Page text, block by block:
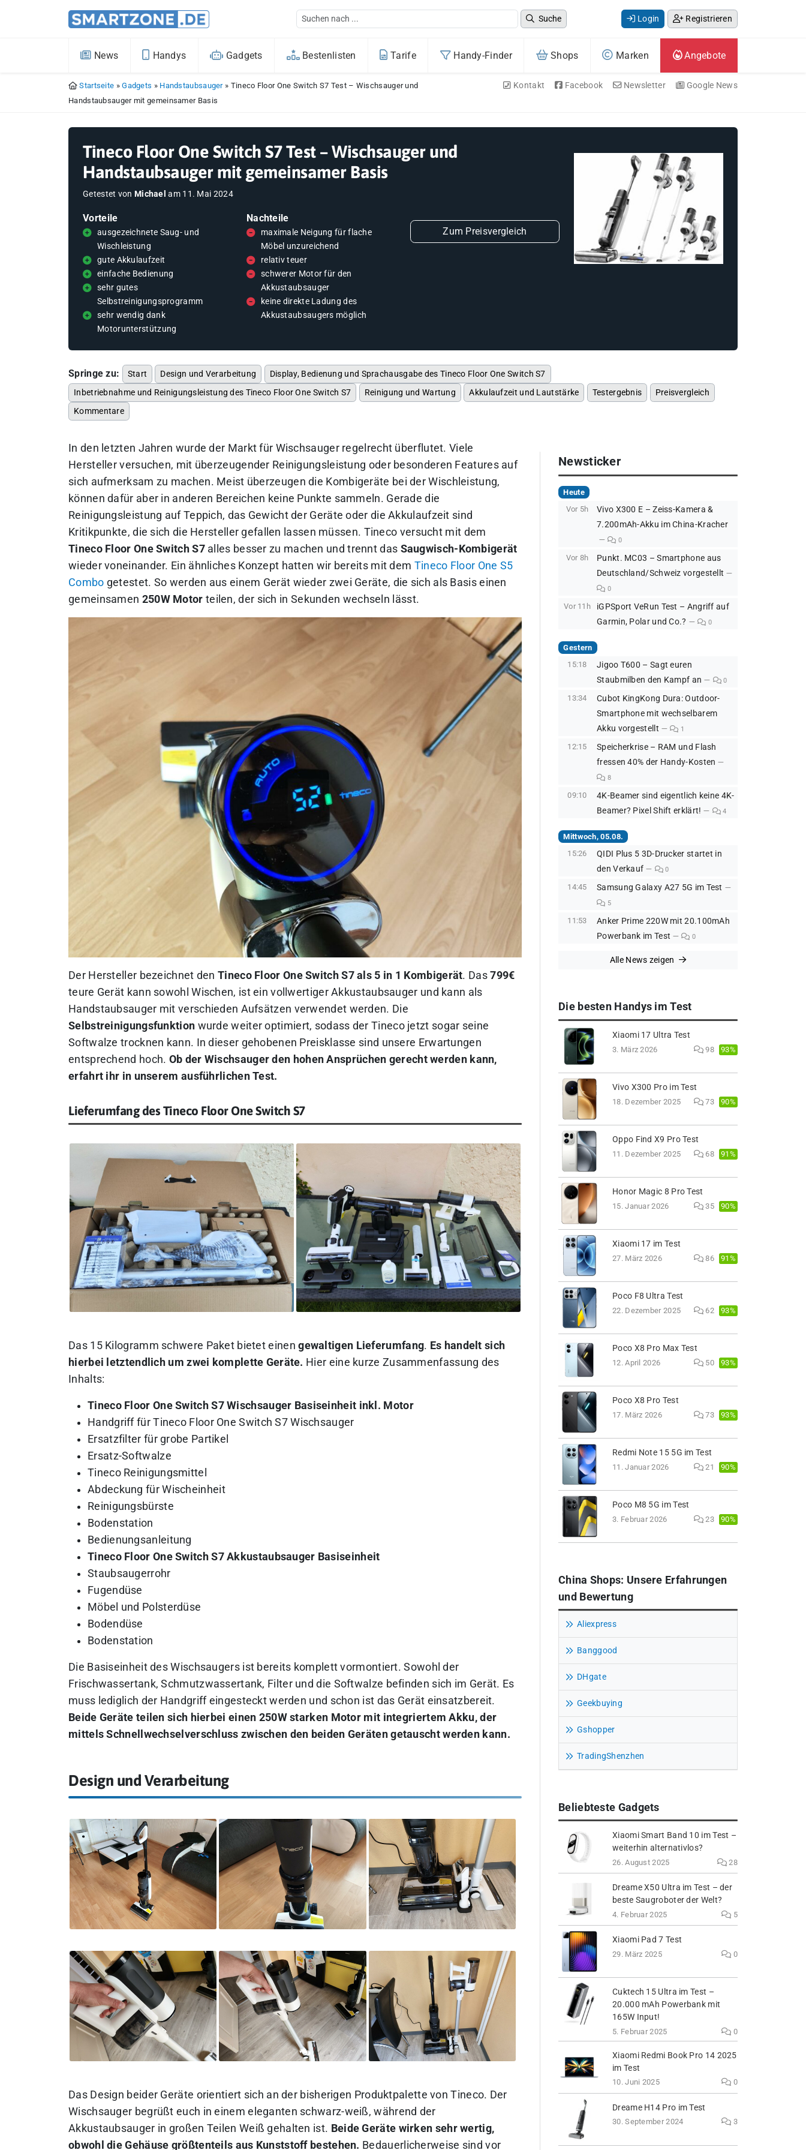
Suche Login Registrieren
News Handys Gadgets Bestenlisten Tarife Handy-Finder Shops Marken Angebote
Startseite »Gadgets » Handstaubsauger» Tineco Floor One Switch S7 Test – Wischsauger und
Handstaubsauger mit gemeinsamer Basis
Kontakt Facebook Newsletter Google News
Tineco Floor One Switch S7 Test – Wischsauger und
Handstaubsauger mit gemeinsamer Basis
Getestet von Michael am 11. Mai 2024
Vorteile
ausgezeichnete Saug- und
Wischleistung
gute Akkulaufzeit
einfache Bedienung
sehr gutes
Selbstreinigungsprogramm
sehr wendig dank
Motorunterstützung
Nachteile
maximale Neigung für flache
Möbel unzureichend
relativ teuer
schwerer Motor für den
Akkustaubsauger
keine direkte Ladung des
Akkustaubsaugers möglich
Zum Preisvergleich
Springe zu: Start Design und Verarbeitung
Display, Bedienung und Sprachausgabe des Tineco Floor One Switch S7
Inbetriebnahme und Reinigungsleistung des Tineco Floor One Switch S7
Reinigung und Wartung Akkulaufzeit und Lautstärke Testergebnis
Preisvergleich
Kommentare
In den letzten Jahren wurde der Markt für Wischsauger regelrecht überflutet. Viele
Hersteller versuchen, mit überzeugender Reinigungsleistung oder besonderen Features auf
sich aufmerksam zu machen. Meist überzeugen die Kombigeräte bei der Wischleistung,
können dafür aber in anderen Bereichen keine Punkte sammeln. Gerade die
Reinigungsleistung auf Teppich, das Gewicht der Geräte oder die Akkulaufzeit sind
Kritikpunkte, die sich die Hersteller gefallen lassen müssen. Tineco versucht mit dem
Tineco Floor One Switch S7alles besser zu machen und trennt das Saugwisch-Kombigerät
wieder voneinander. Ein ähnliches Konzept hatten wir bereits mit dem Tineco Floor One S5
Combo getestet. So werden aus einem Gerät wieder zwei Geräte, die sich als Basis einen
gemeinsamen 250W Motor teilen, der sich in Sekunden wechseln lässt.
Der Hersteller bezeichnet den Tineco Floor One Switch S7 als 5 in 1 Kombigerät. Das799€
teure Gerät kann sowohl Wischen, ist ein vollwertiger Akkustaubsauger und kann als
Handstaubsauger mit verschieden Aufsätzen verwendet werden. Die
Selbstreinigungsfunktion wurde weiter optimiert, sodass der Tineco jetzt sogar seine
Softwalze trocknen kann. In dieser gehobenen Preisklasse sind unsere Erwartungen
entsprechend hoch. Ob der Wischsauger den hohen Ansprüchen gerecht werden kann,
erfahrt ihr in unserem ausführlichen Test.
Lieferumfang des Tineco Floor One Switch S7
Das 15 Kilogramm schwere Paket bietet einen gewaltigen Lieferumfang. Es handelt sich
hierbei letztendlich um zwei komplette Geräte. Hier eine kurze Zusammenfassung des
Inhalts:
Tineco Floor One Switch S7 Wischsauger Basiseinheit inkl. Motor
Handgriff für Tineco Floor One Switch S7 Wischsauger
Ersatzfilter für grobe Partikel
Ersatz-Softwalze
Tineco Reinigungsmittel
Abdeckung für Wischeinheit
Reinigungsbürste
Bodenstation
Bedienungsanleitung
Tineco Floor One Switch S7 Akkustaubsauger Basiseinheit
Staubsaugerrohr
Fugendüse
Möbel und Polsterdüse
Bodendüse
Bodenstation
Die Basiseinheit des Wischsaugers ist bereits komplett vormontiert. Sowohl der
Frischwassertank, Schmutzwassertank, Filter und die Softwalze befinden sich im Gerät. Es
muss lediglich der Handgriff eingesteckt werden und schon ist das Gerät einsatzbereit.
Beide Geräte teilen sich hierbei einen 250W starken Motor mit integriertem Akku, der
mittels Schnellwechselverschluss zwischen den beiden Geräten getauscht werden kann.
Design und Verarbeitung
Das Design beider Geräte orientiert sich an der bisherigen Produktpalette von Tineco. Der
Wischsauger begrüßt euch in einem eleganten schwarz-weiß, während der
Akkustaubsauger in großen Teilen Weiß gehalten ist. Beide Geräte wirken sehr wertig,
obwohl die Gehäuse größtenteils aus Kunststoff bestehen. Bedauerlicherweise sind vor
Newsticker
Heute
Vor 5h
Vivo X300 E – Zeiss-Kamera &
7.200mAh-Akku im China-Kracher
0
Vor 8h
Punkt. MC03 – Smartphone aus
Deutschland/Schweiz vorgestellt
0
Vor 11h
iGPSport VeRun Test – Angriff auf
Garmin, Polar und Co.?
0
Gestern
15:18
Jigoo T600 – Sagt euren
Staubmilben den Kampf an
0
13:34
Cubot KingKong Dura: Outdoor-
Smartphone mit wechselbarem
Akku vorgestellt
1
12:15
Speicherkrise – RAM und Flash
fressen 40% der Handy-Kosten
8
09:10
4K-Beamer sind eigentlich keine 4K-
Beamer? Pixel Shift erklärt!
4
Mittwoch, 05.08.
15:26
QIDI Plus 5 3D-Drucker startet in
den Verkauf
0
14:45 Samsung Galaxy A27 5G im Test
5
11:53
Anker Prime 220W mit 20.100mAh
Powerbank im Test
0
Alle News zeigen
Die besten Handys im Test
Xiaomi 17 Ultra Test
3. März 2026 98 93%
Vivo X300 Pro im Test
18. Dezember 2025 73 90%
Oppo Find X9 Pro Test
11. Dezember 2025 68 91%
Honor Magic 8 Pro Test
15. Januar 2026 35 90%
Xiaomi 17 im Test
27. März 2026 86 91%
Poco F8 Ultra Test
22. Dezember 2025 62 93%
Poco X8 Pro Max Test
12. April 2026 50 93%
Poco X8 Pro Test
17. März 2026 73 93%
Redmi Note 15 5G im Test
11. Januar 2026 21 90%
Poco M8 5G im Test
3. Februar 2026 23 90%
China Shops: Unsere Erfahrungen
und Bewertung
Aliexpress
Banggood
DHgate
Geekbuying
Gshopper
TradingShenzhen
Beliebteste Gadgets
Xiaomi Smart Band 10 im Test –
weiterhin alternativlos?
26. August 2025 28
Dreame X50 Ultra im Test – der
beste Saugroboter der Welt?
4. Februar 2025 5
Xiaomi Pad 7 Test
29. März 2025 0
Cuktech 15 Ultra im Test –
20.000 mAh Powerbank mit
165W Input!
5. Februar 2025 0
Xiaomi Redmi Book Pro 14 2025
im Test
10. Juni 2025 0
Dreame H14 Pro im Test
30. September 2024 3